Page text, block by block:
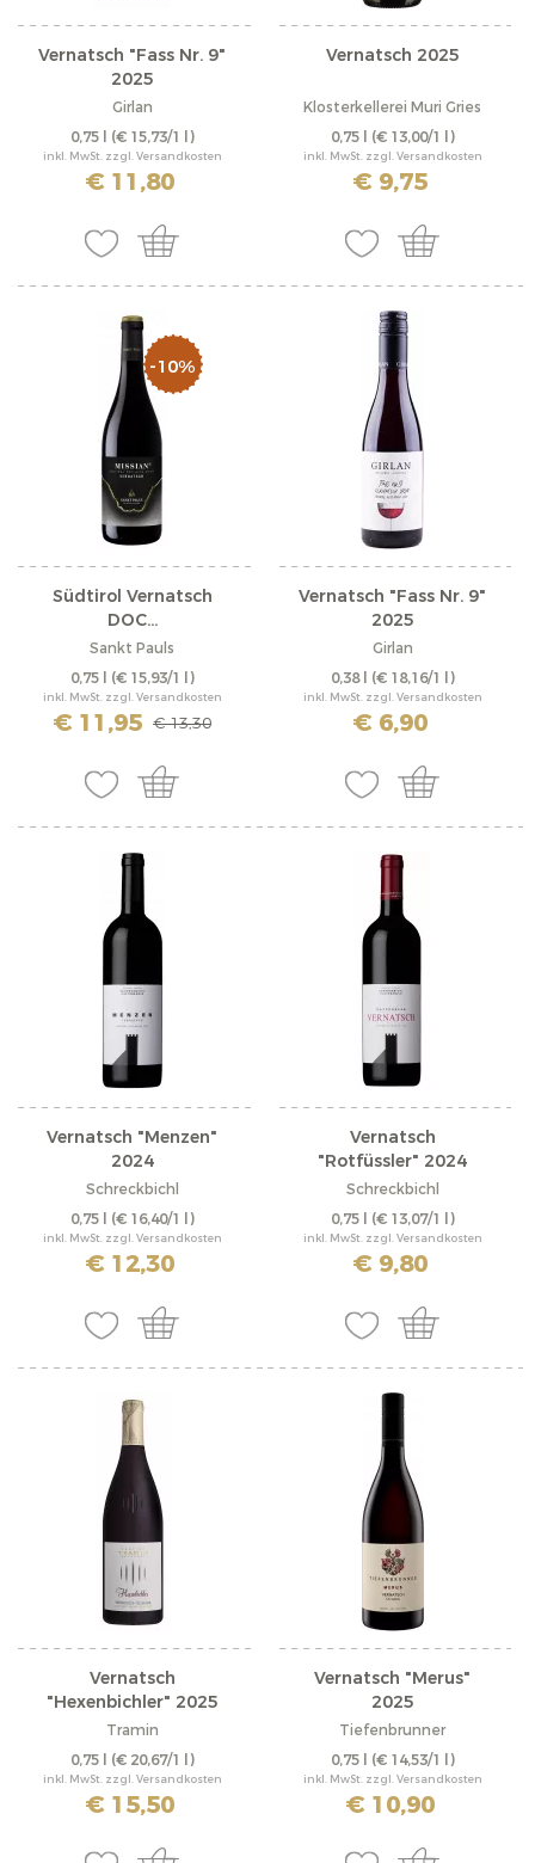
Vernatsch "Fass Nr. 9"
2025
Girlan
0,75 l (€ 15,73/1 l)
inkl. MwSt. zzgl. Versandkosten
€ 11,80
Vernatsch 2025
Klosterkellerei Muri Gries
0,75 l (€ 13,00/1 l)
inkl. MwSt. zzgl. Versandkosten
€ 9,75
-10%
Südtirol Vernatsch
DOC...
Sankt Pauls
0,75 l (€ 15,93/1 l)
inkl. MwSt. zzgl. Versandkosten
€ 11,95 € 13,30
Vernatsch "Fass Nr. 9"
2025
Girlan
0,38 l (€ 18,16/1 l)
inkl. MwSt. zzgl. Versandkosten
€ 6,90
Vernatsch "Menzen"
2024
Schreckbichl
0,75 l (€ 16,40/1 l)
inkl. MwSt. zzgl. Versandkosten
€ 12,30
Vernatsch
"Rotfüssler" 2024
Schreckbichl
0,75 l (€ 13,07/1 l)
inkl. MwSt. zzgl. Versandkosten
€ 9,80
Vernatsch
"Hexenbichler" 2025
Tramin
0,75 l (€ 20,67/1 l)
inkl. MwSt. zzgl. Versandkosten
€ 15,50
Vernatsch "Merus"
2025
Tiefenbrunner
0,75 l (€ 14,53/1 l)
inkl. MwSt. zzgl. Versandkosten
€ 10,90